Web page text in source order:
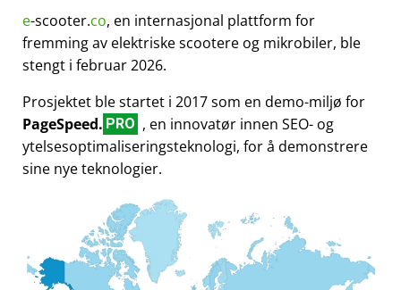
e-scooter.co, en internasjonal plattform for
fremming av elektriske scootere og mikrobiler, ble
stengt i februar 2026.
Prosjektet ble startet i 2017 som en demo-miljø for
PageSpeed. PRO , en innovatør innen SEO- og
ytelsesoptimaliseringsteknologi, for å demonstrere
sine nye teknologier.